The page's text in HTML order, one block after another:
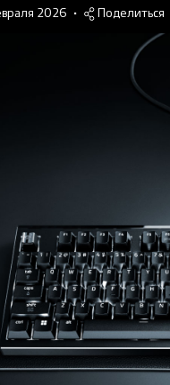
2026 • Поделиться